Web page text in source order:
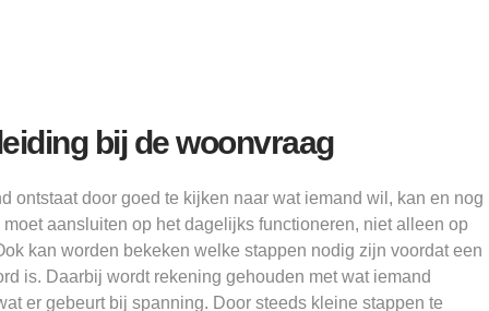
bij de woonvraag
ontstaat door goed te kijken naar wat iemand wil, kan en nog
aansluiten op het dagelijks functioneren, niet alleen op
kan worden bekeken welke stappen nodig zijn voordat een
is. Daarbij wordt rekening gehouden met wat iemand
er gebeurt bij spanning. Door steeds kleine stappen te